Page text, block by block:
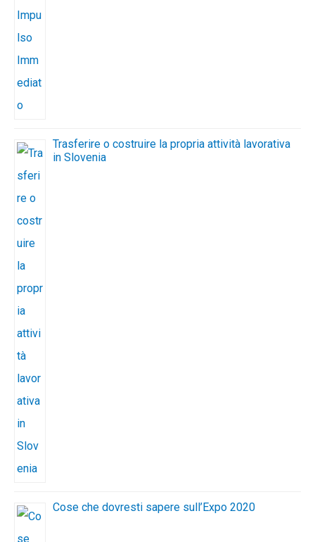
Trasferire o costruire la propria attività lavorativa
in Slovenia
Cose che dovresti sapere sull’Expo 2020